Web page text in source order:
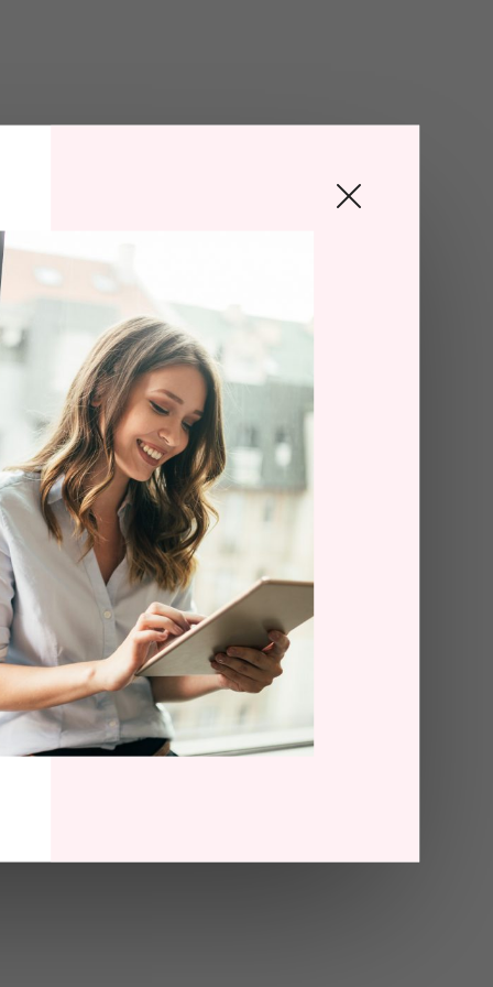
sig
kunna
en mer
i